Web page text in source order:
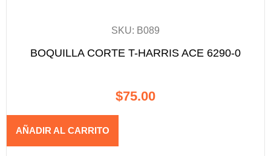
SKU: B089
BOQUILLA CORTE T-HARRIS ACE 6290-0
$75.00
AÑADIR AL CARRITO